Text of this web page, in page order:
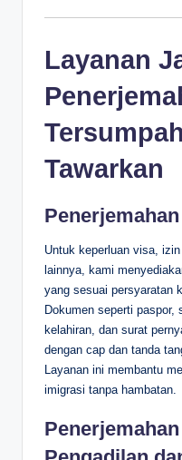
Layanan
Tawarkan
Untuk keperluan visa,
lainnya, kami
yang sesuai persyaratan
Dokumen seperti paspor,
kelahiran, dan surat
dengan cap dan tanda
Layanan ini membantu
imigrasi tanpa hambatan.